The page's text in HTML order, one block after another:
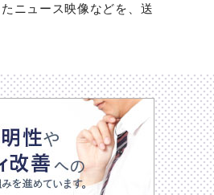
ニュース映像などを、送